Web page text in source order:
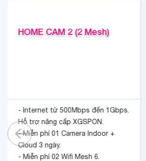
HOME CAM 2 (2 Mesh)
- Internet từ 500Mbps đến 1Gbps.
Hỗ trợ nâng cấp XGSPON.
- Miễn phí 01 Camera Indoor +
Cloud 3 ngày.
- Miễn phí 02 Wifi Mesh 6.